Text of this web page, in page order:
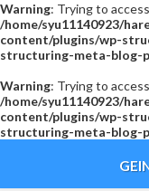
Warning: Trying to
/home/syu11140923/
content/plugins/wp-
structuring-meta-blog-
Warning: Trying to
/home/syu11140923/
content/plugins/wp-
structuring-meta-blog-